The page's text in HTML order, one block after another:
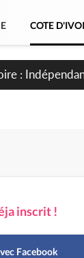
COTE
: Concours
inscrit !
Facebook